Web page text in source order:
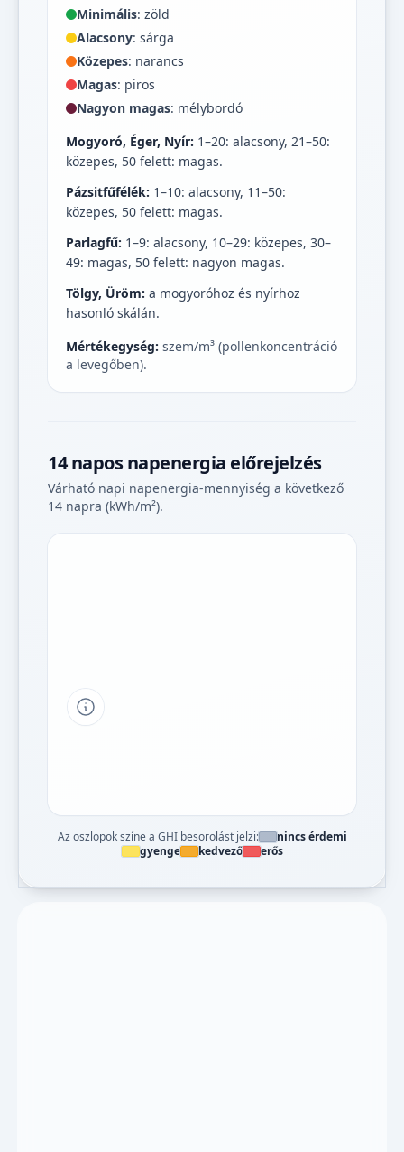
Minimális: zöld
Alacsony: sárga
Közepes: narancs
Magas: piros
Nagyon magas: mélybordó
Mogyoró, Éger, Nyír: 1–20: alacsony, 21–50:
közepes, 50 felett: magas.
Pázsitfűfélék: 1–10: alacsony, 11–50:
közepes, 50 felett: magas.
Parlagfű: 1–9: alacsony, 10–29: közepes, 30–
49: magas, 50 felett: nagyon magas.
Tölgy, Üröm: a mogyoróhoz és nyírhoz
hasonló skálán.
Mértékegység: szem/m³ (pollenkoncentráció
a levegőben).
14 napos napenergia előrejelzés
Várható napi napenergia-mennyiség a következő
14 napra (kWh/m²).
Tipp a grafikon jelmagyarázatához
Az oszlopok színe a GHI besorolást jelzi:
nincs érdemi
gyenge
kedvező erős